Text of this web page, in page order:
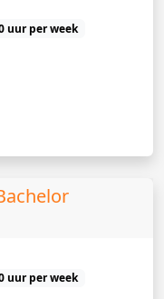
uur per week
uur per week